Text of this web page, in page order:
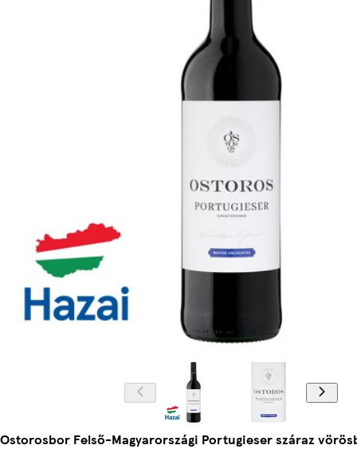
Ostorosbor Felső-Magyarországi Portugieser száraz